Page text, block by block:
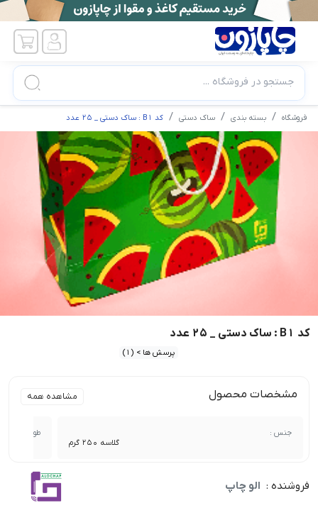
جستجو در فروشگاه ...
فروشگاه بسته بندی ساک دستی کد B1 : ساک دستی _ 25 عدد
کد B1 : ساک دستی _ 25 عدد
پرسش ها > (1)
مشخصات محصول مشاهده همه
جنس :
گلاسه 250 گرم
طول :
فروشنده : الو چاپ